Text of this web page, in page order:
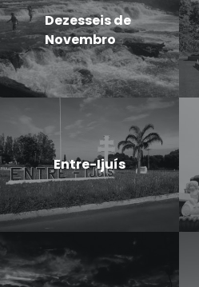
Dezesseis de
Novembro
Entre-Ijuís